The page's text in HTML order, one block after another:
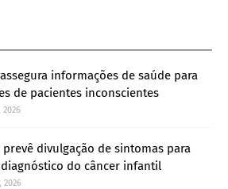
informações de saúde para
de pacientes inconscientes
2026
prevê divulgação de sintomas para
do câncer infantil
2026